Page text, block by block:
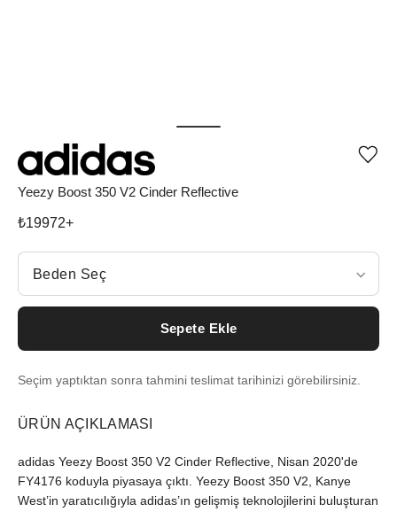
Yeezy Boost 350 V2 Cinder Reflective
₺19972+
Beden Seç
Beden Seç
Sepete Ekle
Seçim yaptıktan sonra tahmini teslimat tarihinizi görebilirsiniz.
ÜRÜN AÇIKLAMASI
adidas Yeezy Boost 350 V2 Cinder Reflective, Nisan 2020'de
FY4176 koduyla piyasaya çıktı. Yeezy Boost 350 V2, Kanye
West’in yaratıcılığıyla adidas’ın gelişmiş teknolojilerini buluşturan